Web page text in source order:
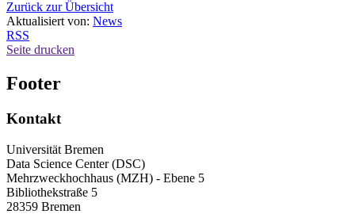
Zurück zur Übersicht
Aktualisiert von: News
RSS
Seite drucken
Footer
Kontakt
Universität Bremen
Data Science Center (DSC)
Mehrzweckhochhaus (MZH) - Ebene 5
Bibliothekstraße 5
28359 Bremen